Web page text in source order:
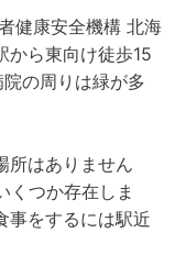
健康安全機構 北海
から東向け徒歩15
の周りは緑が多
所はありません
くつか存在しま
事をするには駅近